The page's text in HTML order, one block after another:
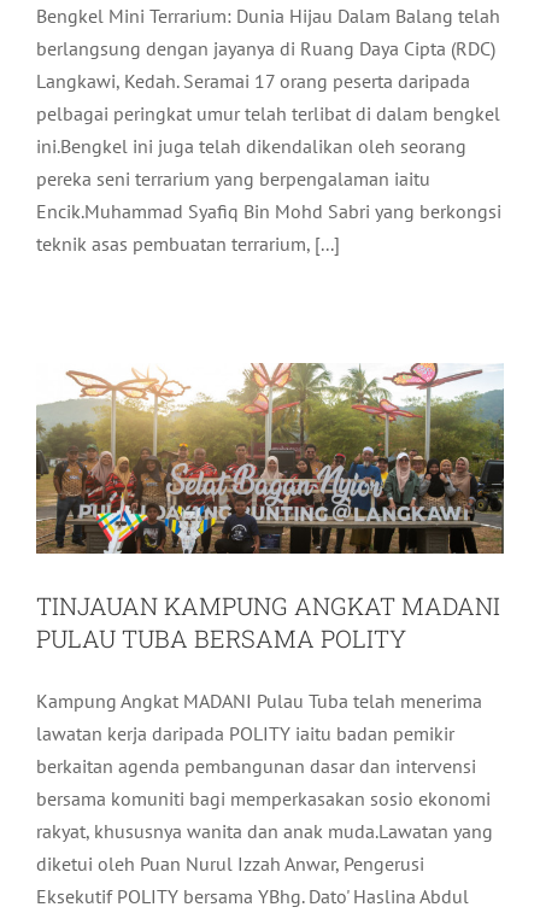
Bengkel Mini Terrarium: Dunia Hijau Dalam Balang telah
berlangsung dengan jayanya di Ruang Daya Cipta (RDC)
Langkawi, Kedah. Seramai 17 orang peserta daripada
pelbagai peringkat umur telah terlibat di dalam bengkel
ini.Bengkel ini juga telah dikendalikan oleh seorang
pereka seni terrarium yang berpengalaman iaitu
Encik.Muhammad Syafiq Bin Mohd Sabri yang berkongsi
teknik asas pembuatan terrarium, [...]
TINJAUAN KAMPUNG ANGKAT
TINJAUAN KAMPUNG ANGKAT MADANI
PULAU TUBA BERSAMA POLITY
Kampung Angkat MADANI Pulau Tuba telah menerima
lawatan kerja daripada POLITY iaitu badan pemikir
berkaitan agenda pembangunan dasar dan intervensi
bersama komuniti bagi memperkasakan sosio ekonomi
rakyat, khususnya wanita dan anak muda.Lawatan yang
diketui oleh Puan Nurul Izzah Anwar, Pengerusi
Eksekutif POLITY bersama YBhg. Dato' Haslina Abdul